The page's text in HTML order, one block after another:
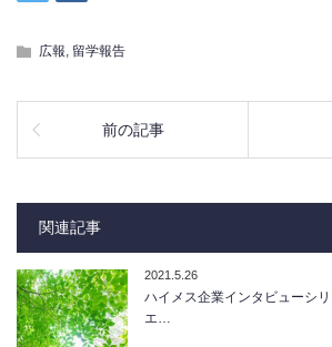
広報, 留学報告
前の記事
関連記事
2021.5.26
ハイメス企業インタビューシ
エ…